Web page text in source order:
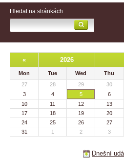
Hledat na stránkách
« 2026
Mon Tue Wed Thu
27
28 29 30
3
4 5 6
10
11 12 13
17
18 19 20
24
25 26 27
31
1 2 3
Dnešní